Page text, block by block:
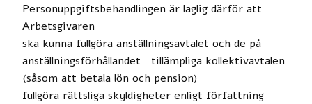
Personuppgiftsbehandlingen är laglig därför att
Arbetsgivaren
ska kunna fullgöra anställningsavtalet och de på
anställningsförhållandet tillämpliga kollektivavtalen
(såsom att betala lön och pension)
fullgöra rättsliga skyldigheter enligt författning